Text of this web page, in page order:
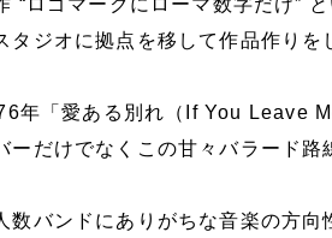
“ロゴマークにローマ数字だけ”
タジオに拠点を移して作品作りを
年「愛ある別れ（If You Leave
ーだけでなくこの甘々バラード路
数バンドにありがちな音楽の方